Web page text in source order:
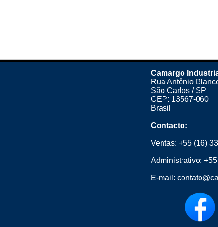
Camargo
Rua Antônio
São Carlos / SP
CEP: 13567-060
Brasil
Contacto:
Ventas: +55 (16)
Administrativo:
E-mail: